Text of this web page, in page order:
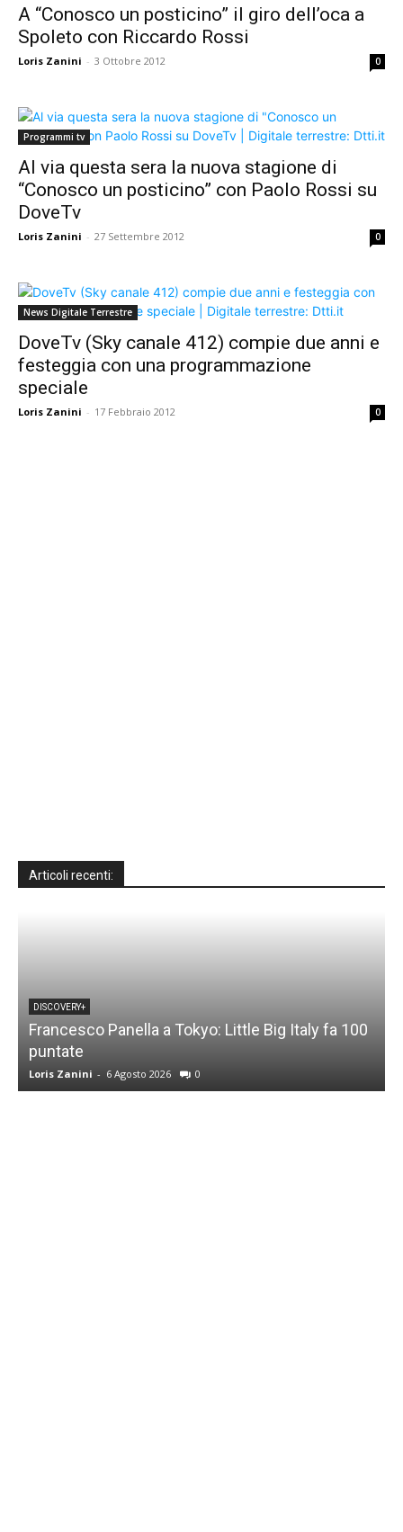
A “Conosco un posticino” il giro dell’oca a
Spoleto con Riccardo Rossi
Loris Zanini - 3 Ottobre 2012 0
Programmi tv
Al via questa sera la nuova stagione di
“Conosco un posticino” con Paolo Rossi su
DoveTv
Loris Zanini - 27 Settembre 2012 0
News Digitale Terrestre
DoveTv (Sky canale 412) compie due anni e
festeggia con una programmazione
speciale
Loris Zanini - 17 Febbraio 2012 0
Articoli recenti:
DISCOVERY+
Francesco Panella a Tokyo: Little Big Italy fa 100
puntate
Loris Zanini - 6 Agosto 2026 0